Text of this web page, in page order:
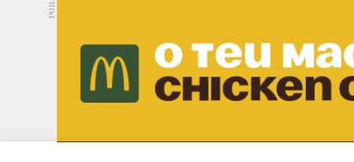
PUB.
Hoje 15ºC 25ºC DMtv